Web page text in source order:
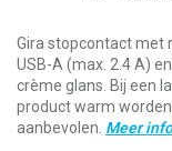
Gira stopcontact met
USB-A (max. 2.4 A)
crème glans. Bij een
product warm
aanbevolen. Meer